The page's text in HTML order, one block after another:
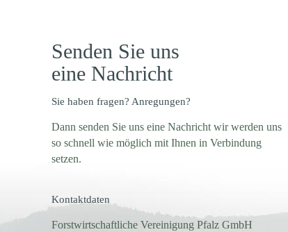
Senden Sie uns
eine Nachricht
Sie haben fragen? Anregungen?
Dann senden Sie uns eine Nachricht wir werden uns
so schnell wie möglich mit Ihnen in Verbindung
setzen.
Kontaktdaten
Forstwirtschaftliche Vereinigung Pfalz GmbH